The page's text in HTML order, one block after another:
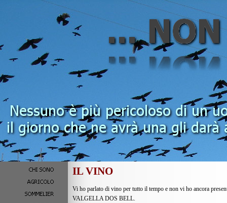
IL VINO
Vi ho parlato di vino per tutto il tempo e non vi ho ancora
VALGELLA DOS BELL.